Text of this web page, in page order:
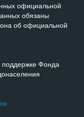
официальной
обязаны
об официальной
поддержке Фонда